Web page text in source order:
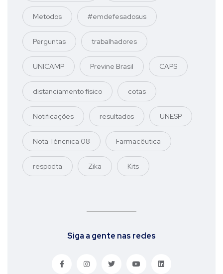
Metodos #emdefesadosus
Perguntas trabalhadores
UNICAMP Previne Brasil CAPS
distanciamento físico cotas
Notificações resultados UNESP
Nota Téncnica 08 Farmacêutica
respodta Zika Kits
Siga a gente nas redes